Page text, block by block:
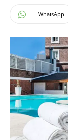
WhatsApp